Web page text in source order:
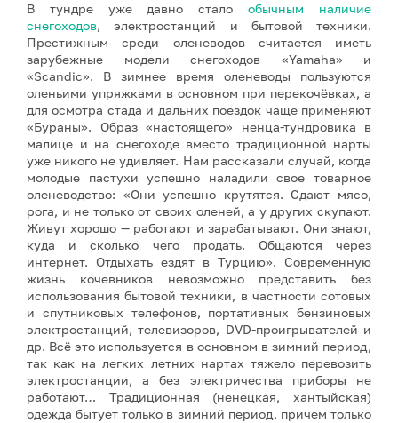
В тундре уже давно сталообычным наличие
снегоходов, электростанций и бытовой техники.
Престижным среди оленеводов считается иметь
зарубежные модели снегоходов «Yamaha» и
«Scandic». В зимнее время оленеводы пользуются
оленьими упряжками в основном при перекочёвках, а
для осмотра стада и дальних поездок чаще применяют
«Бураны». Образ «настоящего» ненца-тундровика в
малице и на снегоходе вместо традиционной нарты
уже никого не удивляет. Нам рассказали случай, когда
молодые пастухи успешно наладили свое товарное
оленеводство: «Они успешно крутятся. Сдают мясо,
рога, и не только от своих оленей, а у других скупают.
Живут хорошо — работают и зарабатывают. Они знают,
куда и сколько чего продать. Общаются через
интернет. Отдыхать ездят в Турцию». Современную
жизнь кочевников невозможно представить без
использования бытовой техники, в частности сотовых
и спутниковых телефонов, портативных бензиновых
электростанций, телевизоров, DVD-проигрывателей и
др. Всё это используется в основном в зимний период,
так как на легких летних нартах тяжело перевозить
электростанции, а без электричества приборы не
работают… Традиционная (ненецкая, хантыйская)
одежда бытует только в зимний период, причем только